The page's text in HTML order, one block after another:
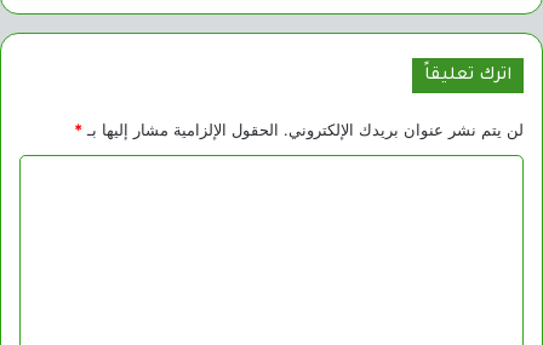
اترك تعليقاً
لن يتم نشر عنوان بريدك الإلكتروني. الحقول الإلزامية مشار إليها بـ *